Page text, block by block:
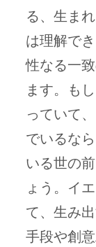
る、生ま
は理解で
性なる一
ます。も
っていて
でいるな
いる世の
ょう。イ
て、生み
手段や創